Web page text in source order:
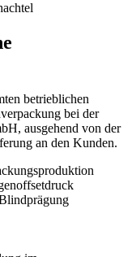
betrieblichen
bei der
ausgehend von der
an den Kunden.